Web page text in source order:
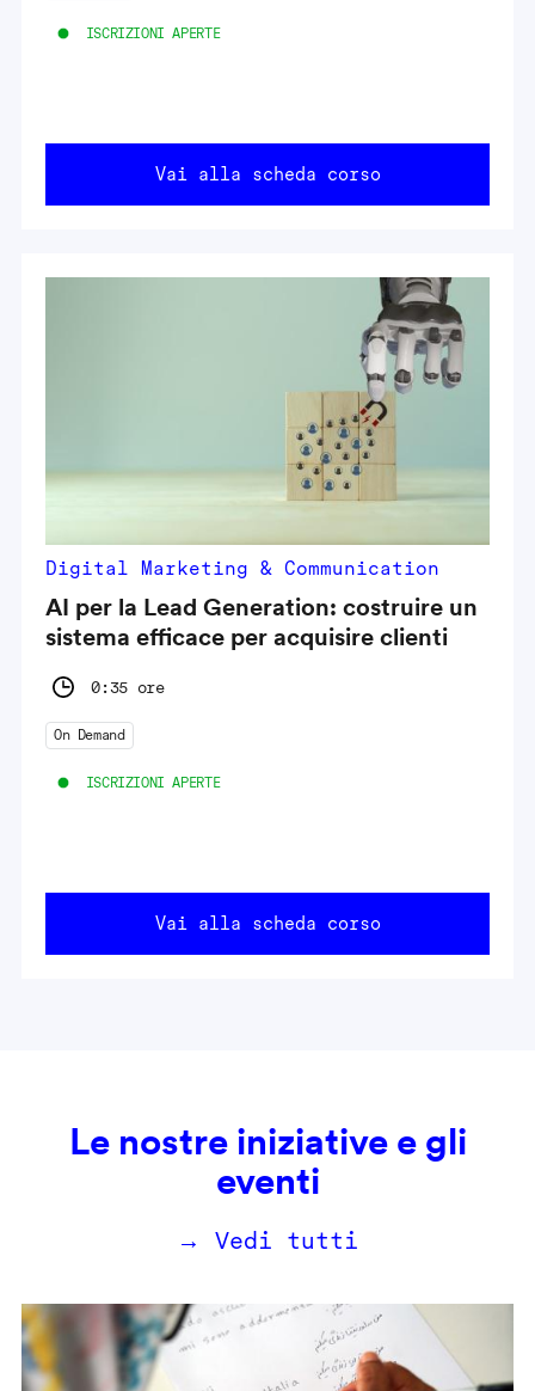
ISCRIZIONI APERTE
Vai alla scheda corso
Digital Marketing & Communication
AI per la Lead Generation: costruire un
sistema efficace per acquisire clienti
0:35 ore
On Demand
ISCRIZIONI APERTE
Vai alla scheda corso
Le nostre iniziative e gli
eventi
→ Vedi tutti